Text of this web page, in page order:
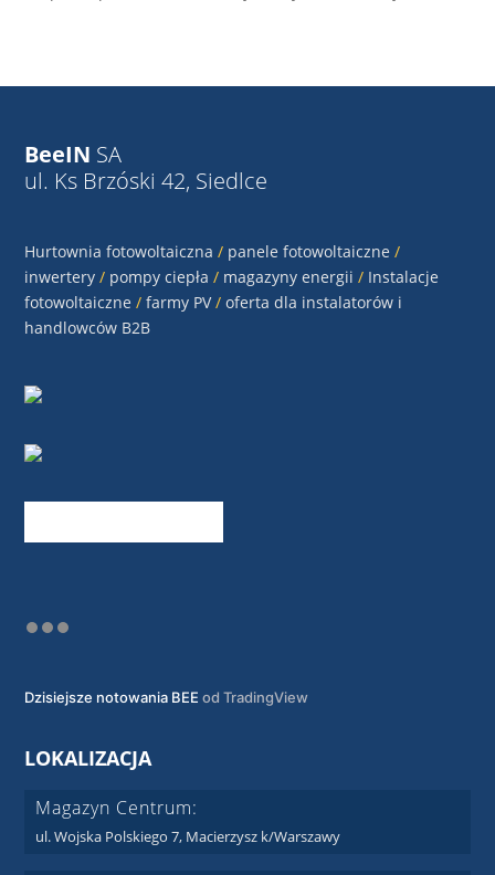
BeeIN SA
ul. Ks Brzóski 42, Siedlce
Hurtownia fotowoltaiczna/ panele fotowoltaiczne/
inwertery/ pompy ciepła/ magazyny energii/ Instalacje
fotowoltaiczne/ farmy PV/ oferta dla instalatorów i
handlowców B2B
Dzisiejsze notowania BEEod TradingView
LOKALIZACJA
Magazyn Centrum:
ul. Wojska Polskiego 7, Macierzysz k/Warszawy